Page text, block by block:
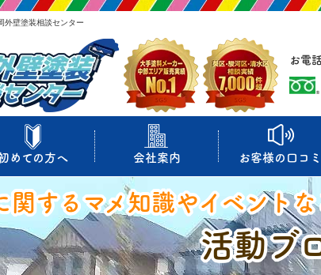
外壁塗装相談センター
お電
めての方へ 会社案内 お客様の口コミ
関するマメ知識やイベント
活動ブ